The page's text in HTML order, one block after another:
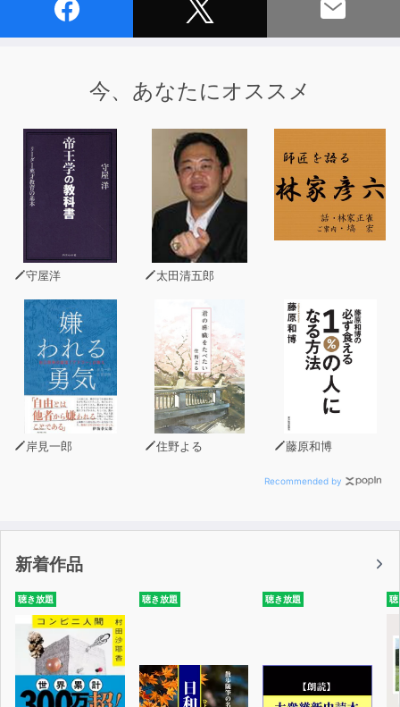
いてまずは慣れていきましょう！
勉強感覚ではなく、たくさん聞いて口に出して外国語を習
語、韓国語、フランス語もあります。テキスト・辞書を使
わず、空いている時間を上手く使って、いつでもどこでも
耳と口だけで音から、日常的な場面で自然に使われている
会話が身につきます。
机に向かう時間がない人、忙しい人でも大丈夫。4秒程度
の短い会話のあとに日本語が入っていること、リラックス
を聞けることは英語と同じです。
外国語にはそれぞれ、特有の雰囲気があります。日本語と
は違う音やリズム、話し方があって、中国語らしさ、韓国
語らしさ、フランス語らしさをつくります。音の高低や強
さがあったり、単語と単語がつながって違う音になった
り。文章全体にも流れがあります。これは頭で覚えて身に
えばいいのか実用的な会話が自然に身についていきます。
そしてもう一つ、どの言葉にも背景となる文化があるとい
うことを忘れてはいけません。その国の人、歴史、文化、
生活スタイルや習慣などを知っているのと知らないので
は、コミュニケーションに大きな違いが生まれます。単に
言葉の意味だけでは理解できないこともたくさんありま
す。
今、あなたにオススメ
守屋洋 太田清五郎
岸見一郎 住野よる 藤原和博
Recommended by
新着作品
聴き放題 聴き放題 聴き放題 聴